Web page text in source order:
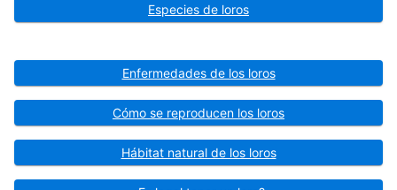
Especies de loros
Enfermedades de los loros
Cómo se reproducen los loros
Hábitat natural de los loros